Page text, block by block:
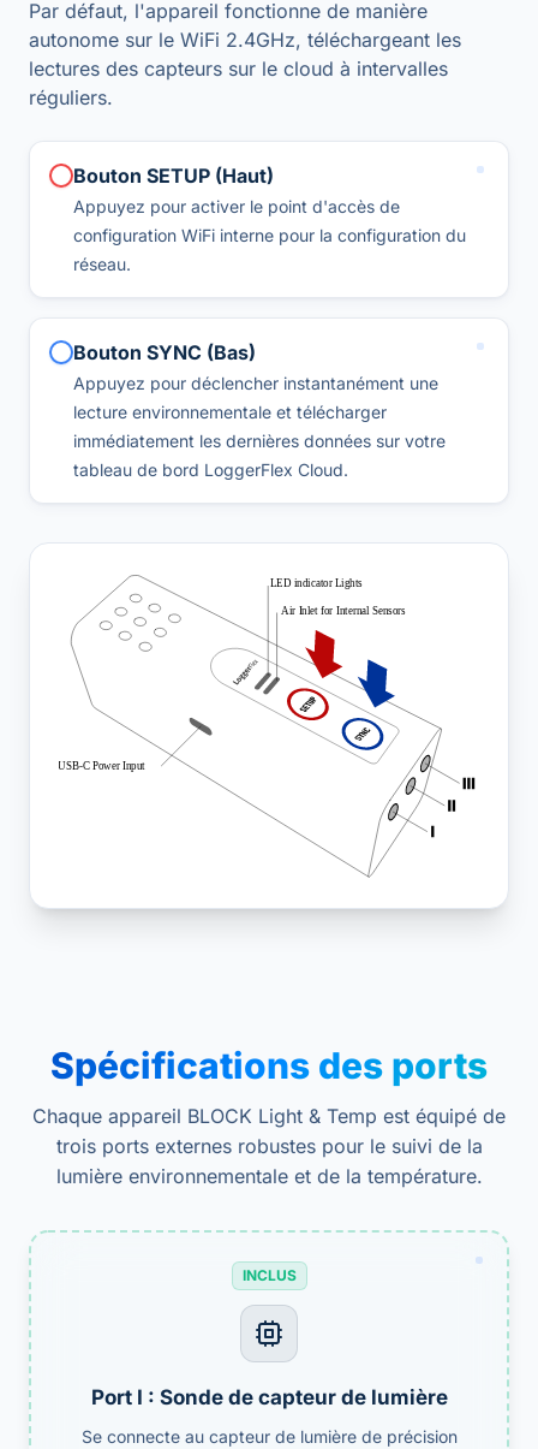
Par défaut, l'appareil fonctionne de manière
autonome sur le WiFi 2.4GHz, téléchargeant les
lectures des capteurs sur le cloud à intervalles
réguliers.
Bouton SETUP (Haut)
Appuyez pour activer le point d'accès de
configuration WiFi interne pour la configuration du
réseau.
Bouton SYNC (Bas)
Appuyez pour déclencher instantanément une
lecture environnementale et télécharger
immédiatement les dernières données sur votre
tableau de bord LoggerFlex Cloud.
Spécifications des ports
Chaque appareil BLOCK Light & Temp est équipé de
trois ports externes robustes pour le suivi de la
lumière environnementale et de la température.
INCLUS
Port I : Sonde de capteur de lumière
Se connecte au capteur de lumière de précision